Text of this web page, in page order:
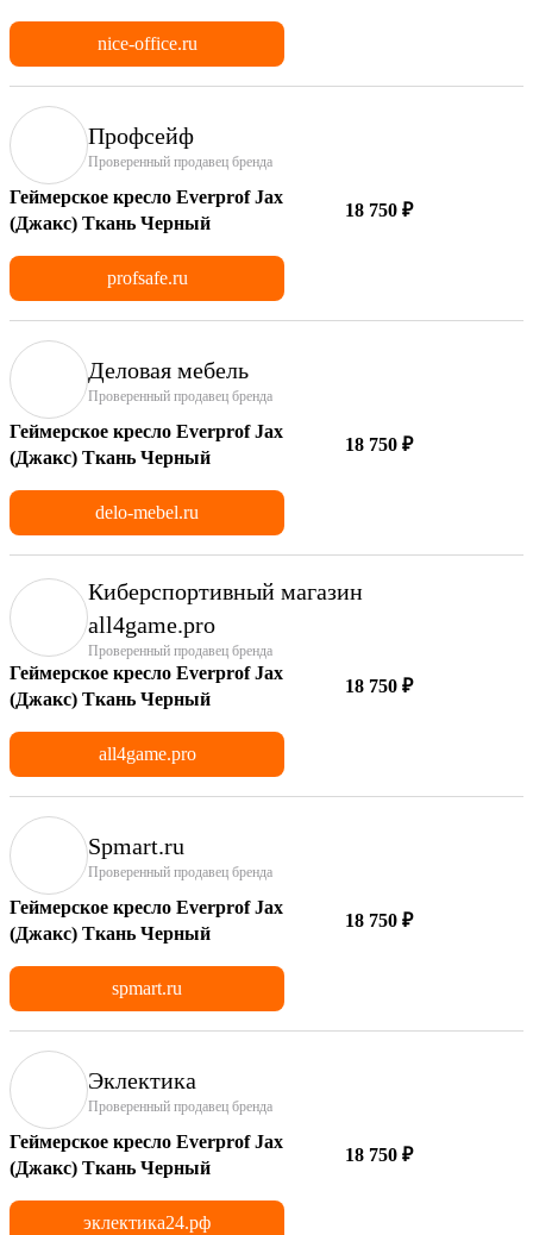
nice-office.ru
Профсейф
Проверенный продавец бренда
Геймерское кресло Everprof Jax
(Джакс) Ткань Черный
18 750 ₽
profsafe.ru
Деловая мебель
Проверенный продавец бренда
Геймерское кресло Everprof Jax
(Джакс) Ткань Черный
18 750 ₽
delo-mebel.ru
Киберспортивный магазин
аll4game.pro
Проверенный продавец бренда
Геймерское кресло Everprof Jax
(Джакс) Ткань Черный
18 750 ₽
all4game.pro
Spmart.ru
Проверенный продавец бренда
Геймерское кресло Everprof Jax
(Джакс) Ткань Черный
18 750 ₽
spmart.ru
Эклектика
Проверенный продавец бренда
Геймерское кресло Everprof Jax
(Джакс) Ткань Черный
18 750 ₽
эклектика24.рф